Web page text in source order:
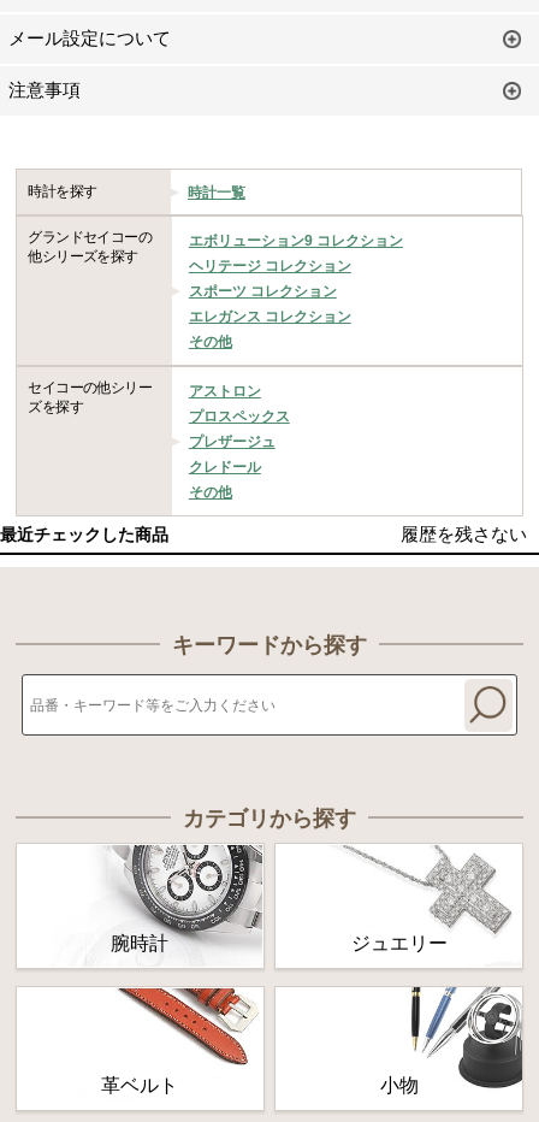
メール設定について
注意事項
時計を探す 時計一覧
グランドセイコーの
他シリーズを探す
エボリューション9 コレクション
ヘリテージ コレクション
スポーツ コレクション
エレガンス コレクション
その他
セイコーの他シリー
ズを探す
アストロン
プロスペックス
プレザージュ
クレドール
その他
最近チェックした商品 履歴を残さない
キーワードから探す
カテゴリから探す
腕時計 ジュエリー
革ベルト 小物